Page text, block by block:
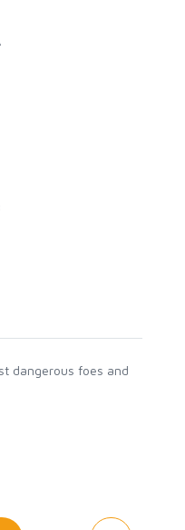
dangerous foes and